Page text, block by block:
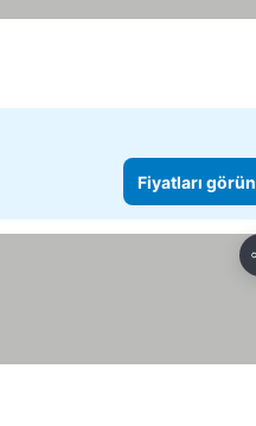
Fiyatları görün